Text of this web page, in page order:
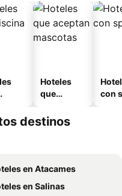
Hoteles
que
mascotas
con
destinos
en Atacames
en Salinas